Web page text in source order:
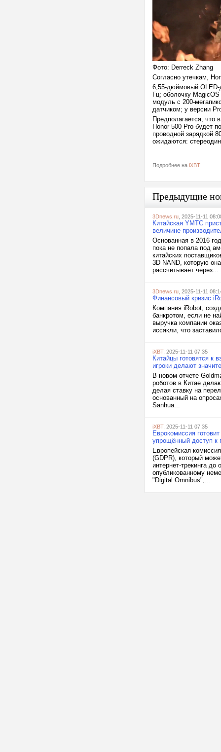
Фото: Derreck Zhang
Согласно утечкам,
6,55-дюймовый OLED-
Гц; оболочку
модуль с 200-
датчиком; у версии
Предполагается, что
Honor 500 Pro будет
проводной зарядкой
ожидаются:
Подробнее на iXBT
Предыдущие
3Dnews.ru , 2025-11-11
Китайская YMTC
величине
Основанная в 2016
пока не попала под
китайских
3D NAND, которую
рассчитывает через...
3Dnews.ru , 2025-11-11
Финансовый кризис
Компания iRobot,
банкротом, если не
выручка компании
иссякли, что
iXBT, 2025-11-11 07:35
Китайцы готовятся к
игроки делают
В новом отчете
роботов в Китае
делая ставку на
основанный на
Sanhua...
iXBT, 2025-11-11 07:35
Еврокомиссия
упрощённый доступ
Европейская
(GDPR), который
интернет-трекинга до
опубликованному
"Digital Omnibus",...